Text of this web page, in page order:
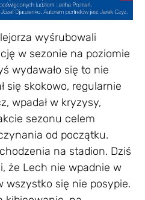
wyśrubowali
w sezonie na poziomie
wydawało się to nie
się skokowo, regularnie
wpadał w kryzysy,
sezonu celem
od początku.
na stadion. Dziś
że Lech nie wpadnie w
wszystko się nie posypie.